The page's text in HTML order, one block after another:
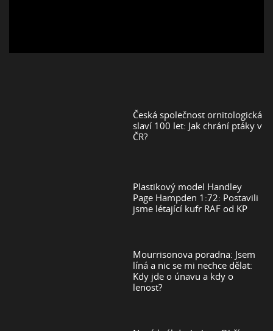
Česká společnost ornitologická
slaví 100 let: Jak chrání ptáky v
ČR?
Plastikový model Handley
Page Hampden 1:72: Postavili
jsme létající kufr RAF od KP
Mourrisonova poradna: Jsem
líná a nic se mi nechce dělat:
Kdy jde o únavu a kdy o
lenost?